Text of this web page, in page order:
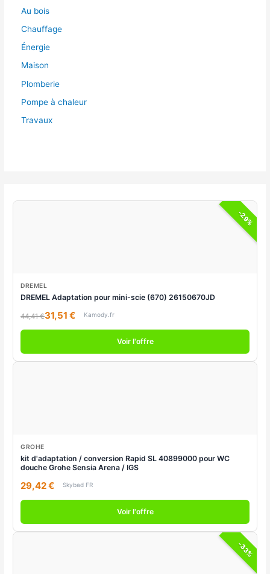
Au bois
Chauffage
Énergie
Maison
Plomberie
Pompe à chaleur
Travaux
-29%
DREMEL
DREMEL Adaptation pour mini-scie (670) 26150670JD
44,41 €31,51 € Kamody.fr
Voir l'offre
GROHE
kit d'adaptation / conversion Rapid SL 40899000 pour WC
douche Grohe Sensia Arena / IGS
29,42 € Skybad FR
Voir l'offre
-33%